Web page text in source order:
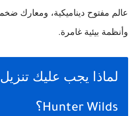
عالم مفتوح ديناميكية، ومعارك
وأنظمة بيئية غامرة.
لماذا يجب عليك تنزيل
Hunter Wilds؟